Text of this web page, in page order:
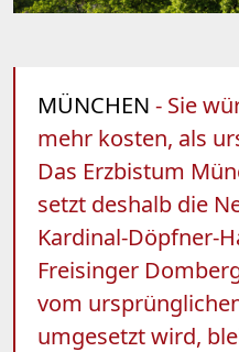
MÜNCHEN - Sie
mehr kosten, als
Das Erzbistum
setzt deshalb die
Kardinal-Döpfner-
Freisinger
vom
umgesetzt wird,